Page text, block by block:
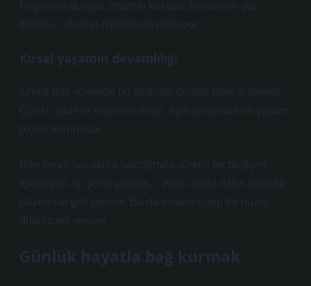
Hayvanın duruşu, ortamın kokusu, insanların yüz
ifadesi… Bunlar dijitalde kayboluyor.
Kırsal yaşamın devamlılığı
İvrindi gibi ilçelerde bu kültürün devam etmesi önemli.
Çünkü sadece ekonomi değil, aynı zamanda bir yaşam
biçimi korunuyor.
Ben kendi hayatıma baktığımda sürekli bir değişim
içindeyim. İş, şehir, planlar… Ama orada daha sabit bir
düzen var gibi geliyor. Bu da insana garip bir huzur
düşüncesi veriyor.
Günlük hayatla bağ kurmak